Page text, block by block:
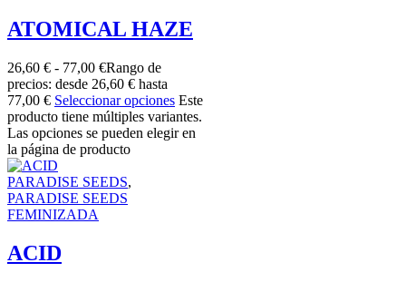
ATOMICAL HAZE
26,60 € - 77,00 €Rango de
precios: desde 26,60 € hasta
77,00 € Seleccionar opciones Este
producto tiene múltiples variantes.
Las opciones se pueden elegir en
la página de producto
PARADISE SEEDS,
PARADISE SEEDS
FEMINIZADA
ACID